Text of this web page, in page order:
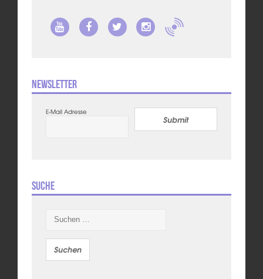
Newsletter
E-Mail Adresse
Submit
Suche
nach: